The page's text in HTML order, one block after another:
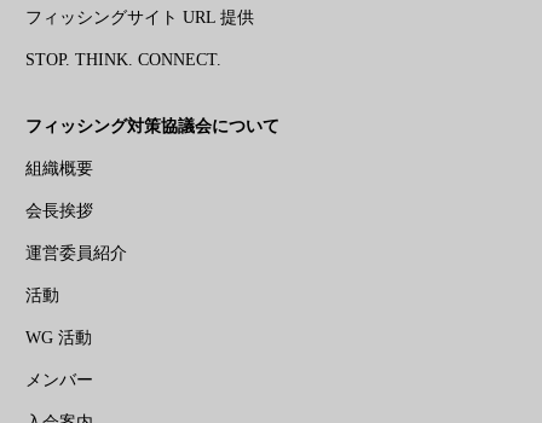
フィッシングサイト URL 提供
STOP. THINK. CONNECT.
フィッシング対策協議会について
組織概要
会長挨拶
運営委員紹介
活動
WG 活動
メンバー